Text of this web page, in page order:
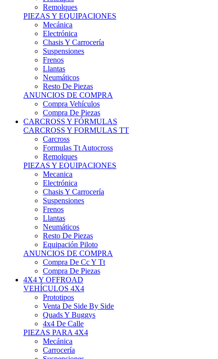
Remolques
PIEZAS Y EQUIPACIONES
Mecánica
Electrónica
Chasis Y Carrocería
Suspensiones
Frenos
Llantas
Neumáticos
Resto De Piezas
ANUNCIOS DE COMPRA
Compra Vehículos
Compra De Piezas
CARCROSS Y FÓRMULAS
CARCROSS Y FORMULAS TT
Carcross
Formulas Tt Autocross
Remolques
PIEZAS Y EQUIPACIONES
Mecanica
Electrónica
Chasis Y Carrocería
Suspensiones
Frenos
Llantas
Neumáticos
Resto De Piezas
Equipación Piloto
ANUNCIOS DE COMPRA
Compra De Cc Y Tt
Compra De Piezas
4X4 Y OFFROAD
VEHÍCULOS 4X4
Prototipos
Venta De Side By Side
Quads Y Buggys
4x4 De Calle
PIEZAS PARA 4X4
Mecánica
Carrocería